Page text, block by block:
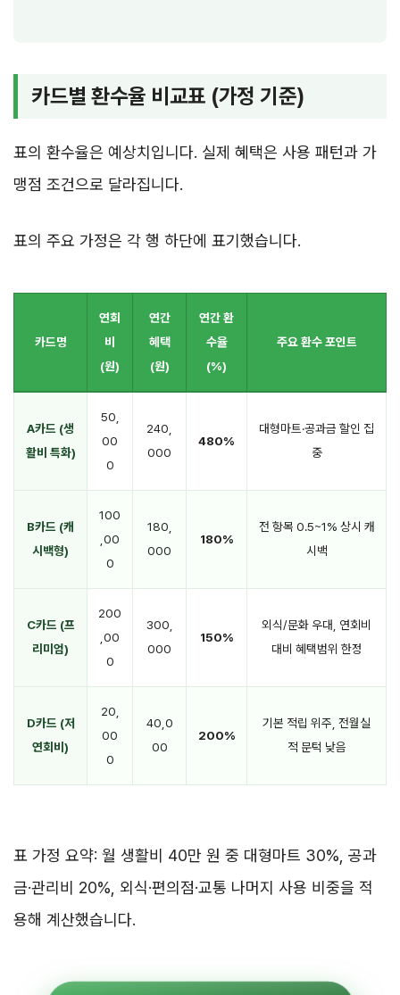
카드별 환수율 비교표 (가정 기준)
표의 환수율은 예상치입니다. 실제 혜택은 사용 패턴과 가
맹점 조건으로 달라집니다.
표의 주요 가정은 각 행 하단에 표기했습니다.
카드명
연회
비
(원)
연간
혜택
(원)
연간 환
수율
(%)
주요 환수 포인트
A카드 (생
활비 특화)
50,
00
0
240,
000
480%
대형마트·공과금 할인 집
중
B카드 (캐
시백형)
100
,00
0
180,
000
180%
전 항목 0.5~1% 상시 캐
시백
C카드 (프
리미엄)
200
,00
0
300,
000
150%
외식/문화 우대, 연회비
대비 혜택범위 한정
D카드 (저
연회비)
20,
00
0
40,0
00
200%
기본 적립 위주, 전월실
적 문턱 낮음
표 가정 요약: 월 생활비 40만 원 중 대형마트 30%, 공과
금·관리비 20%, 외식·편의점·교통 나머지 사용 비중을 적
용해 계산했습니다.